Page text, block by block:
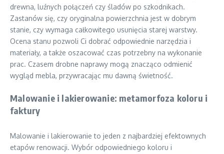
drewna, luźnych połączeń czy śladów po szkodnikach.
Zastanów się, czy oryginalna powierzchnia jest w dobrym
stanie, czy wymaga całkowitego usunięcia starej warstwy.
Ocena stanu pozwoli Ci dobrać odpowiednie narzędzia i
materiały, a także oszacować czas potrzebny na wykonanie
prac. Czasem drobne naprawy mogą znacząco odmienić
wygląd mebla, przywracając mu dawną świetność.
Malowanie i lakierowanie: metamorfoza koloru i
faktury
Malowanie i lakierowanie to jeden z najbardziej efektownych
etapów renowacji. Wybór odpowiedniego koloru i